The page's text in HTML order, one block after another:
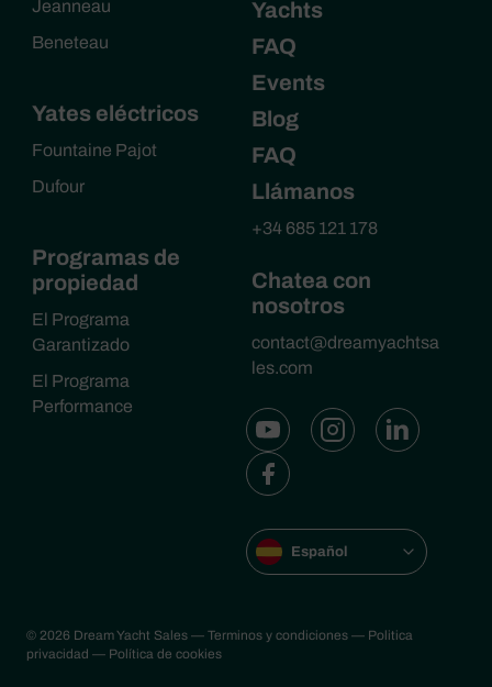
Jeanneau
Beneteau
Yates eléctricos
Fountaine Pajot
Dufour
Programas de
propiedad
El Programa
Garantizado
El Programa
Performance
Yachts
FAQ
Events
Blog
FAQ
Llámanos
+34 685 121 178
Chatea con
nosotros
contact@dreamyachtsa
les.com
Español
© 2026 Dream Yacht Sales — Terminos y condiciones — Politica
privacidad — Política de cookies